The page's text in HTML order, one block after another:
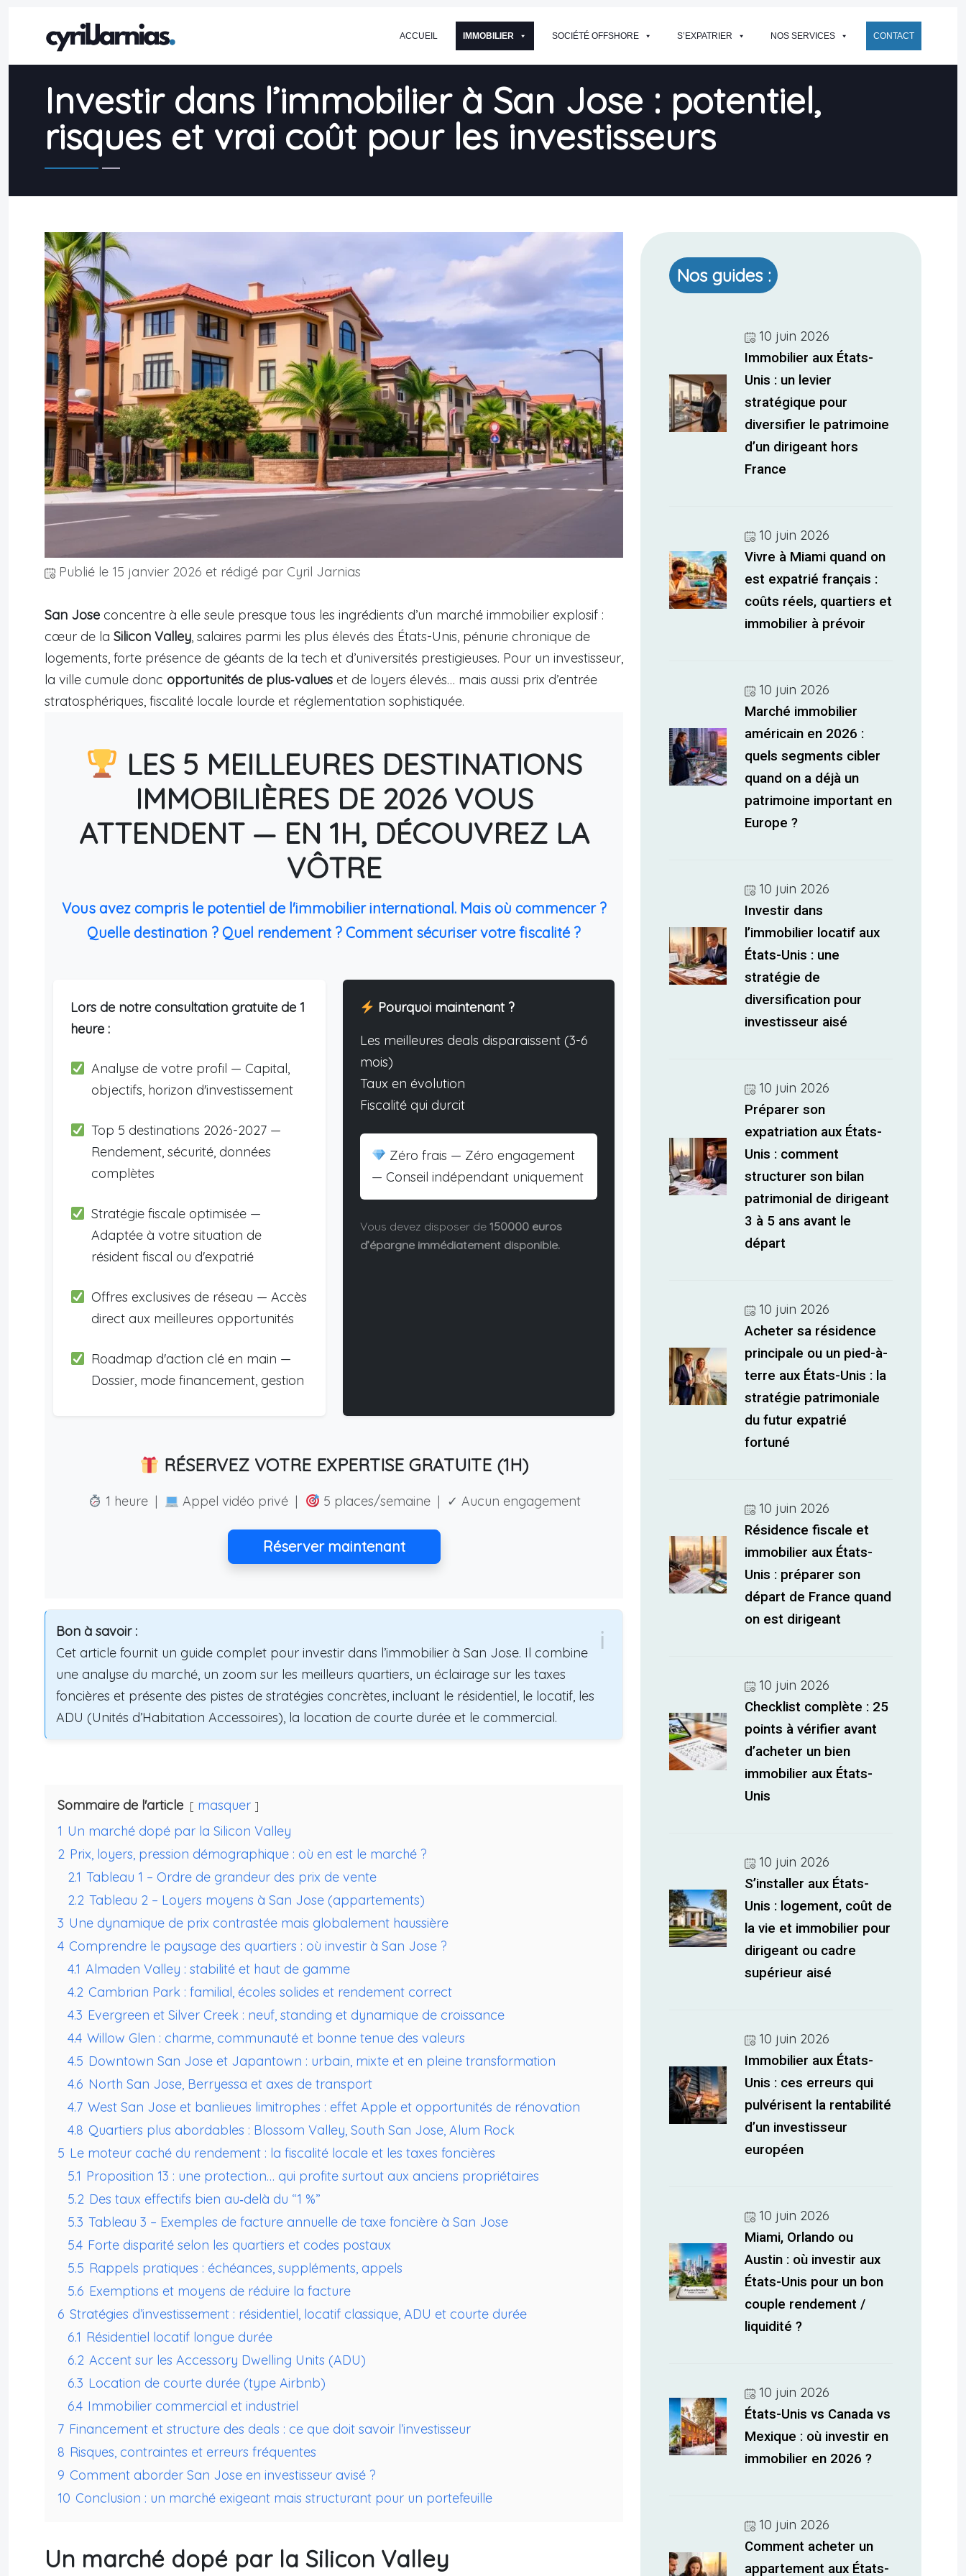
ACCUEIL IMMOBILIER SOCIÉTÉ OFFSHORE S’EXPATRIER NOS SERVICES CONTACT
Investir dans l’immobilier à San Jose : potentiel,
risques et vrai coût pour les investisseurs
Publié le 15 janvier 2026 et rédigé par Cyril Jarnias
San Jose concentre à elle seule presque tous les ingrédients d’un marché immobilier explosif :
cœur de la Silicon Valley, salaires parmi les plus élevés des États-Unis, pénurie chronique de
logements, forte présence de géants de la tech et d’universités prestigieuses. Pour un investisseur,
la ville cumule donc opportunités de plus‑values et de loyers élevés… mais aussi prix d’entrée
stratosphériques, fiscalité locale lourde et réglementation sophistiquée.
LES 5 MEILLEURES DESTINATIONS
IMMOBILIÈRES DE 2026 VOUS
ATTENDENT — EN 1H, DÉCOUVREZ LA
VÔTRE
Vous avez compris le potentiel de l'immobilier international. Mais où commencer ?
Quelle destination ? Quel rendement ? Comment sécuriser votre fiscalité ?
Lors de notre consultation gratuite de 1
heure :
Analyse de votre profil — Capital,
objectifs, horizon d'investissement
Top 5 destinations 2026-2027 —
Rendement, sécurité, données
complètes
Stratégie fiscale optimisée —
Adaptée à votre situation de
résident fiscal ou d'expatrié
Offres exclusives de réseau — Accès
direct aux meilleures opportunités
Roadmap d'action clé en main —
Dossier, mode financement, gestion
Pourquoi maintenant ?
Les meilleures deals disparaissent (3-6
mois)
Taux en évolution
Fiscalité qui durcit
Zéro frais — Zéro engagement
— Conseil indépendant uniquement
Vous devez disposer de 150000 euros
d’épargne immédiatement disponible.
RÉSERVEZ VOTRE EXPERTISE GRATUITE (1H)
1 heure | Appel vidéo privé | 5 places/semaine | ✓ Aucun engagement
Réserver maintenant
Bon à savoir :
Cet article fournit un guide complet pour investir dans l’immobilier à San Jose. Il combine
une analyse du marché, un zoom sur les meilleurs quartiers, un éclairage sur les taxes
foncières et présente des pistes de stratégies concrètes, incluant le résidentiel, le locatif, les
ADU (Unités d’Habitation Accessoires), la location de courte durée et le commercial.
Sommaire de l'article
masquer
1 Un marché dopé par la Silicon Valley
2 Prix, loyers, pression démographique : où en est le marché ?
2.1 Tableau 1 – Ordre de grandeur des prix de vente
2.2 Tableau 2 – Loyers moyens à San Jose (appartements)
3 Une dynamique de prix contrastée mais globalement haussière
4 Comprendre le paysage des quartiers : où investir à San Jose ?
4.1 Almaden Valley : stabilité et haut de gamme
4.2 Cambrian Park : familial, écoles solides et rendement correct
4.3 Evergreen et Silver Creek : neuf, standing et dynamique de croissance
4.4 Willow Glen : charme, communauté et bonne tenue des valeurs
4.5 Downtown San Jose et Japantown : urbain, mixte et en pleine transformation
4.6 North San Jose, Berryessa et axes de transport
4.7 West San Jose et banlieues limitrophes : effet Apple et opportunités de rénovation
4.8 Quartiers plus abordables : Blossom Valley, South San Jose, Alum Rock
5 Le moteur caché du rendement : la fiscalité locale et les taxes foncières
5.1 Proposition 13 : une protection… qui profite surtout aux anciens propriétaires
5.2 Des taux effectifs bien au‑delà du “1 %”
5.3 Tableau 3 – Exemples de facture annuelle de taxe foncière à San Jose
5.4 Forte disparité selon les quartiers et codes postaux
5.5 Rappels pratiques : échéances, suppléments, appels
5.6 Exemptions et moyens de réduire la facture
6 Stratégies d’investissement : résidentiel, locatif classique, ADU et courte durée
6.1 Résidentiel locatif longue durée
6.2 Accent sur les Accessory Dwelling Units (ADU)
6.3 Location de courte durée (type Airbnb)
6.4 Immobilier commercial et industriel
7 Financement et structure des deals : ce que doit savoir l’investisseur
8 Risques, contraintes et erreurs fréquentes
9 Comment aborder San Jose en investisseur avisé ?
10 Conclusion : un marché exigeant mais structurant pour un portefeuille
Un marché dopé par la Silicon Valley
Nos guides :
10 juin 2026
Immobilier aux États-
Unis : un levier
stratégique pour
diversifier le patrimoine
d’un dirigeant hors
France
10 juin 2026
Vivre à Miami quand on
est expatrié français :
coûts réels, quartiers et
immobilier à prévoir
10 juin 2026
Marché immobilier
américain en 2026 :
quels segments cibler
quand on a déjà un
patrimoine important en
Europe ?
10 juin 2026
Investir dans
l’immobilier locatif aux
États-Unis : une
stratégie de
diversification pour
investisseur aisé
10 juin 2026
Préparer son
expatriation aux États-
Unis : comment
structurer son bilan
patrimonial de dirigeant
3 à 5 ans avant le
départ
10 juin 2026
Acheter sa résidence
principale ou un pied-à-
terre aux États-Unis : la
stratégie patrimoniale
du futur expatrié
fortuné
10 juin 2026
Résidence fiscale et
immobilier aux États-
Unis : préparer son
départ de France quand
on est dirigeant
10 juin 2026
Checklist complète : 25
points à vérifier avant
d’acheter un bien
immobilier aux États-
Unis
10 juin 2026
S’installer aux États-
Unis : logement, coût de
la vie et immobilier pour
dirigeant ou cadre
supérieur aisé
10 juin 2026
Immobilier aux États-
Unis : ces erreurs qui
pulvérisent la rentabilité
d’un investisseur
européen
10 juin 2026
Miami, Orlando ou
Austin : où investir aux
États-Unis pour un bon
couple rendement /
liquidité ?
10 juin 2026
États-Unis vs Canada vs
Mexique : où investir en
immobilier en 2026 ?
10 juin 2026
Comment acheter un
appartement aux États-